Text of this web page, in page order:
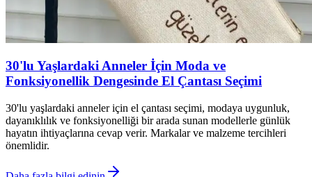
30'lu Yaşlardaki Anneler İçin Moda ve
Fonksiyonellik Dengesinde El Çantası Seçimi
30'lu yaşlardaki anneler için el çantası seçimi, modaya uygunluk,
dayanıklılık ve fonksiyonelliği bir arada sunan modellerle günlük
hayatın ihtiyaçlarına cevap verir. Markalar ve malzeme tercihleri
önemlidir.